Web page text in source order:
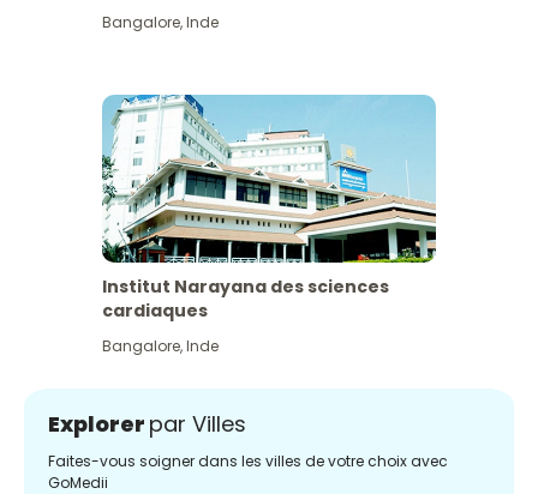
Bangalore,Inde
Institut Narayana des sciences
cardiaques
Bangalore,Inde
Explorer par Villes
Faites-vous soigner dans les villes de votre choix avec
GoMedii